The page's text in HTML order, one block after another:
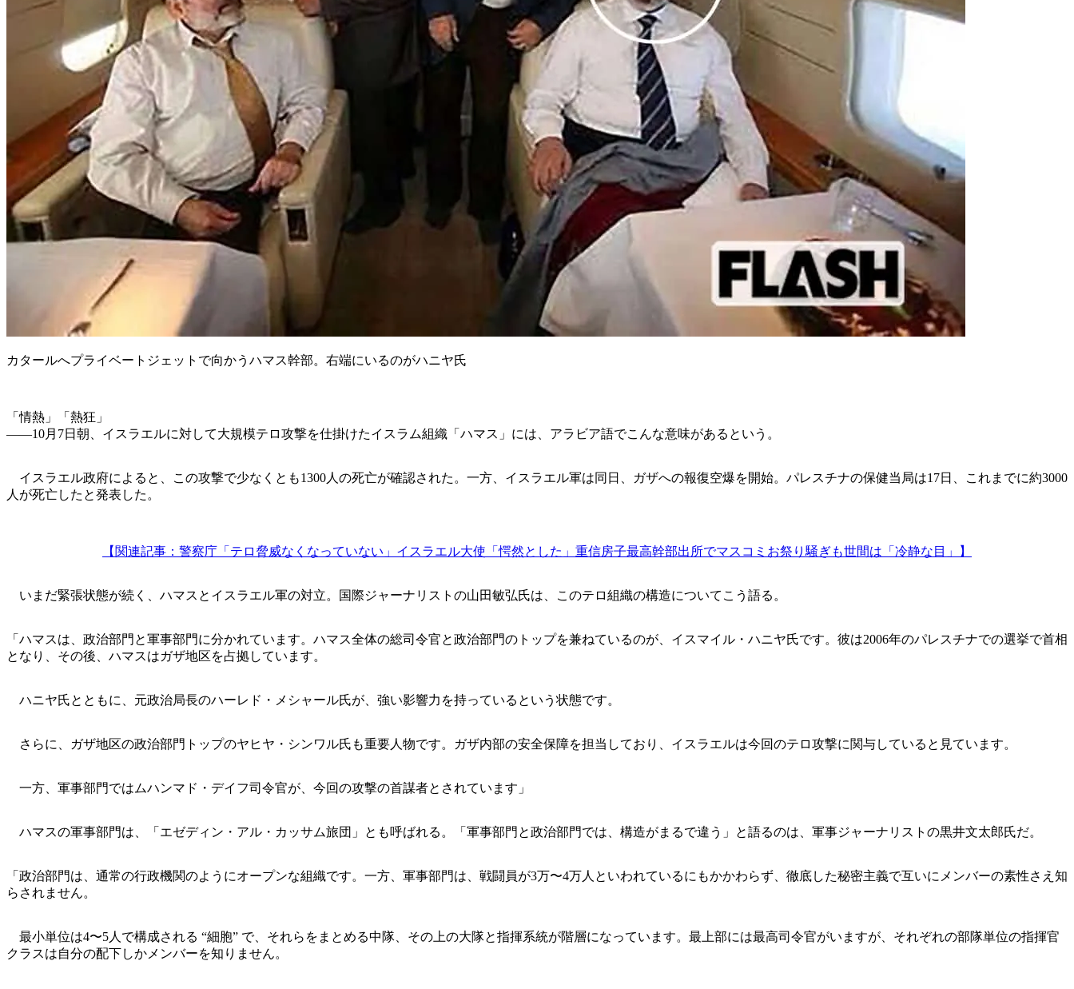
カタールへプライベートジェットで向かうハマス幹部。右端にいるのがハニヤ氏
「情熱」「熱狂」
――10月7日朝、イスラエルに対して大規模テロ攻撃を仕掛けたイスラム組織「ハマス」には、アラビア語でこんな意味があるという。
イスラエル政府によると、この攻撃で少なくとも1300人の死亡が確認された。一方、イスラエル軍は同日、ガザへの報復空爆を開始。パレスチナの保健当局は17日、これまでに約3000
人が死亡したと発表した。
【関連記事：警察庁「テロ脅威なくなっていない」イスラエル大使「愕然とした」重信房子最高幹部出所でマスコミお祭り騒ぎも世間は「冷静な目」】
いまだ緊張状態が続く、ハマスとイスラエル軍の対立。国際ジャーナリストの山田敏弘氏は、このテロ組織の構造についてこう語る。
「ハマスは、政治部門と軍事部門に分かれています。ハマス全体の総司令官と政治部門のトップを兼ねているのが、イスマイル・ハニヤ氏です。彼は2006年のパレスチナでの選挙で首相
となり、その後、ハマスはガザ地区を占拠しています。
ハニヤ氏とともに、元政治局長のハーレド・メシャール氏が、強い影響力を持っているという状態です。
さらに、ガザ地区の政治部門トップのヤヒヤ・シンワル氏も重要人物です。ガザ内部の安全保障を担当しており、イスラエルは今回のテロ攻撃に関与していると見ています。
一方、軍事部門ではムハンマド・デイフ司令官が、今回の攻撃の首謀者とされています」
ハマスの軍事部門は、「エゼディン・アル・カッサム旅団」とも呼ばれる。「軍事部門と政治部門では、構造がまるで違う」と語るのは、軍事ジャーナリストの黒井文太郎氏だ。
「政治部門は、通常の行政機関のようにオープンな組織です。一方、軍事部門は、戦闘員が3万〜4万人といわれているにもかかわらず、徹底した秘密主義で互いにメンバーの素性さえ知
らされません。
最小単位は4〜5人で構成される “細胞” で、それらをまとめる中隊、その上の大隊と指揮系統が階層になっています。最上部には最高司令官がいますが、それぞれの部隊単位の指揮官
クラスは自分の配下しかメンバーを知りません。